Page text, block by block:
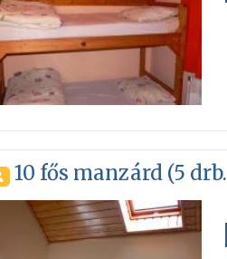
10 fős manzárd (5